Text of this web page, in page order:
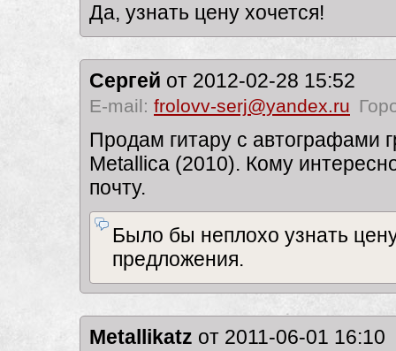
Да, узнать цену хочется!
Сергей от 2012-02-28 15:52
E-mail: frolovv-serj@yandex.ru
Продам гитару с автографами
Metallica (2010). Кому
почту.
Было бы неплохо узнать
предложения.
Metallikatz от 2011-06-01 16:10